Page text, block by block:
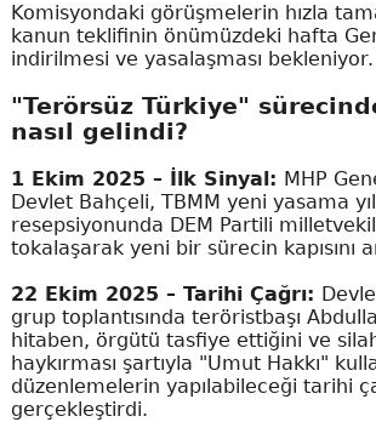
Komisyondaki görüşmelerin hızla
kanun teklifinin önümüzdeki hafta
indirilmesi ve yasalaşması bekleniyor.
"Terörsüz Türkiye"
nasıl gelindi?
1 Ekim 2025 – İlk Sinyal: MHP
Devlet Bahçeli, TBMM yeni yasama yılı
resepsiyonunda DEM Partili
tokalaşarak yeni bir sürecin kapısını
22 Ekim 2025 – Tarihi Çağrı:
grup toplantısında teröristbaşı
hitaben, örgütü tasfiye ettiğini ve silah
haykırması şartıyla "Umut Hakkı"
düzenlemelerin yapılabileceği tarihi
gerçekleştirdi.